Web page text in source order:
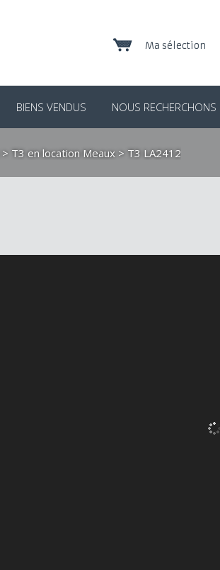
Ma sélection
BIENS VENDUS NOUS RECHERCHONS
> T3 en location Meaux > T3 LA2412